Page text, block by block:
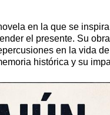
en la que se
el presente. Su
en la vida
histórica y su